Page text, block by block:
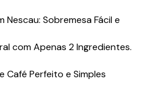
Sobremesa Fácil e
com Apenas 2 Ingredientes.
Café Perfeito e Simples